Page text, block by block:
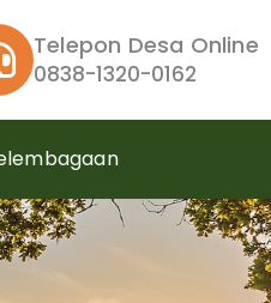
Telepon Desa Online
0838-1320-0162